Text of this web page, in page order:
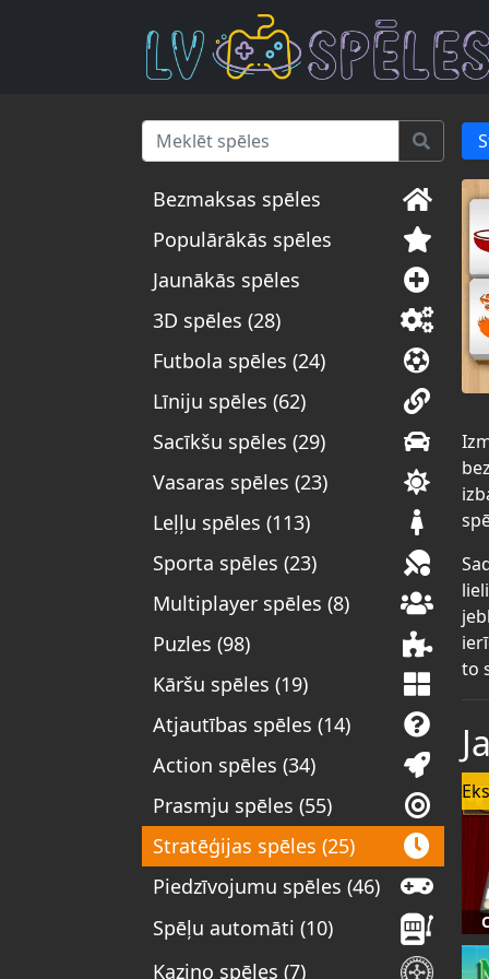
Bezmaksas spēles
Populārākās spēles
Jaunākās spēles
3D spēles (28)
Futbola spēles (24)
Līniju spēles (62)
Sacīkšu spēles (29)
Vasaras spēles (23)
Leļļu spēles (113)
Sporta spēles (23)
Multiplayer spēles (8)
Puzles (98)
Kāršu spēles (19)
Atjautības spēles (14)
Action spēles (34)
Prasmju spēles (55)
Stratēģijas spēles (25)
Piedzīvojumu spēles (46)
Spēļu automāti (10)
Kazino spēles (7)
to